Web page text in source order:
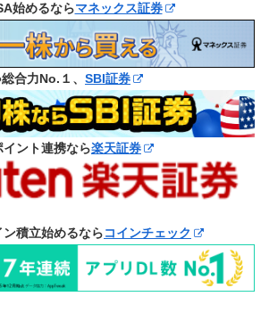
始めるならマネックス証券
合力No.１、 SBI証券
イント連携なら楽天証券
積立始めるならコインチェック